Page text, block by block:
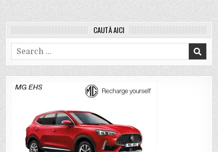
CAUTĂ AICI
Search
for: